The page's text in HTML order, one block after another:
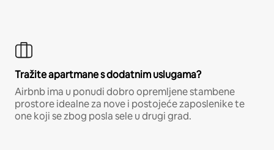
Tražite apartmane s dodatnim uslugama?
Airbnb ima u ponudi dobro opremljene stambene
prostore idealne za nove i postojeće zaposlenike te
one koji se zbog posla sele u drugi grad.